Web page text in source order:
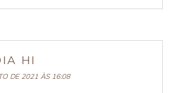
HI
DE 2021 ÀS 16:08